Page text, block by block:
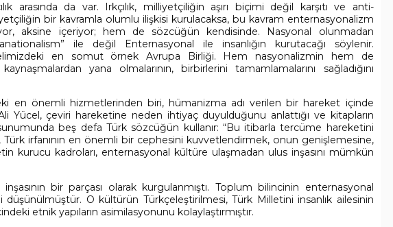
arasında da var. Irkçılık, milliyetçiliğin aşırı biçimi değil karşıtı ve anti-
bir kavramla olumlu ilişkisi kurulacaksa, bu kavram enternasyonalizm
aksine içeriyor; hem de sözcüğün kendisinde. Nasyonal olunmadan
ile değil Enternasyonal ile insanlığın kurutacağı söylenir.
en somut örnek Avrupa Birliği. Hem nasyonalizmin hem de
yana olmalarının, birbirlerini tamamlamalarını sağladığını
en önemli hizmetlerinden biri, hümanizma adı verilen bir hareket içinde
Yücel, çeviri hareketine neden ihtiyaç duyulduğunu anlattığı ve kitapların
beş defa Türk sözcüğün kullanır: “Bu itibarla tercüme hareketini
irfanının en önemli bir cephesini kuvvetlendirmek, onun genişlemesine,
kurucu kadroları, enternasyonal kültüre ulaşmadan ulus inşasını mümkün
inşasının bir parçası olarak kurgulanmıştı. Toplum bilincinin enternasyonal
O kültürün Türkçeleştirilmesi, Türk Milletini insanlık ailesinin
etnik yapıların asimilasyonunu kolaylaştırmıştır.